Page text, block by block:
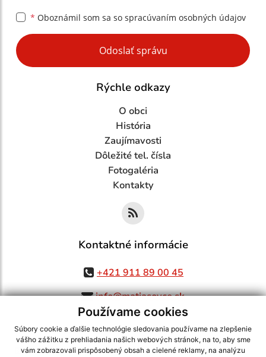
Používame cookies
Súbory cookie a ďalšie technológie sledovania používame na zlepšenie
vášho zážitku z prehliadania našich webových stránok, na to, aby sme
vám zobrazovali prispôsobený obsah a cielené reklamy, na analýzu
* Oboznámil som sa so spracúvaním osobných údajov
Google reCaptcha Response
Odoslať správu
Rýchle odkazy
O obci
História
Zaujímavosti
Dôležité tel. čísla
Fotogaléria
Kontakty
Kontaktné informácie
+421 911 89 00 45
info@matiasovce.sk
využite možnosť získavania aktuálnych informácií s využitím RSS